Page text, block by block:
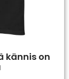
kännis on